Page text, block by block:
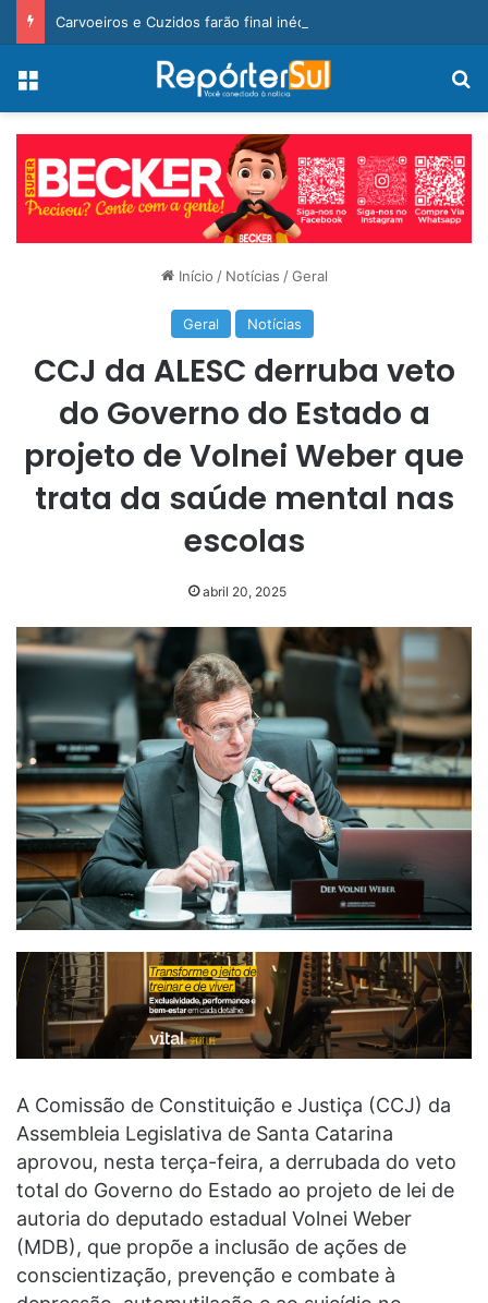
Menu
Início / Notícias / Geral
Geral Notícias
CCJ da ALESC derruba veto
do Governo do Estado a
projeto de Volnei Weber que
trata da saúde mental nas
escolas
abril 20, 2025
A Comissão de Constituição e Justiça (CCJ) da
Assembleia Legislativa de Santa Catarina
aprovou, nesta terça-feira, a derrubada do veto
total do Governo do Estado ao projeto de lei de
autoria do deputado estadual Volnei Weber
(MDB), que propõe a inclusão de ações de
conscientização, prevenção e combate à